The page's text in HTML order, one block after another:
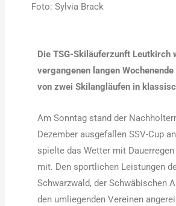
Foto: Sylvia Brack
Die TSG-Skiläuferzunft Leutkirch
vergangenen langen
von zwei Skilangläufen in
Am Sonntag stand der
Dezember ausgefallen SSV-Cup
spielte das Wetter mit
mit. Den sportlichen Leistungen
Schwarzwald, der Schwäbischen
den umliegenden Vereinen